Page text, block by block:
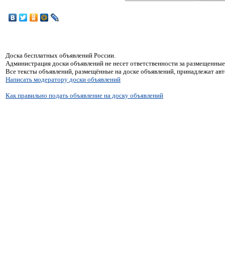
Доска бесплатных объявлений России.
Администрация доски объявлений не несет ответственности за
Все тексты объявлений, размещённые на доске объявлений, принадлежат
Написать модератору доски объявлений
Как правильно подать объявление на доску объявлений